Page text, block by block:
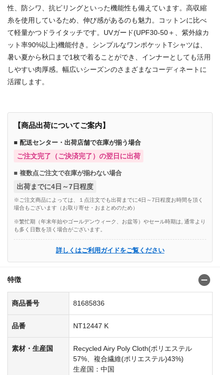
性、防シワ、抗ピリングといった機能性も備えています。高収縮
糸を使用しているため、伸び感があるのも魅力。コットンに比べ
て軽量かつドライタッチです。UVガード(UPF30-50＋、紫外線カ
ット率90%以上)機能付き。シンプルなワンポケットTシャツは、
暑い夏から秋口まで1枚で着ることができ、インナーとしても活用
しやすい肉厚感。幅広いシーズンのさまざまなコーディネートに
活躍します。
【商品出荷についてご案内】
■ 配送センター・出荷店舗で在庫が揃う場合
ご注文完了（ご決済完了）の翌日に出荷
■ 複数点ご注文で在庫が揃わない場合
出荷までに4日～7日程度
※ご注文商品によっては、１点注文でも出荷までに4日～7日程度お時間を頂く
場合もございます（お取り寄せ・おまとめのため）
※繁忙期（年末年始やゴールデンウィーク、お盆等）やセール時期は, 通常より
も多く日数を頂く場合がございます。
詳しくはご利用ガイドをご覧ください
特徴
商品番号 81685836
品番 NT12447 K
素材・生産国
Recycled Airy Poly Cloth(ポリエステル
57%、複合繊維(ポリエステル)43%)
生産国：中国